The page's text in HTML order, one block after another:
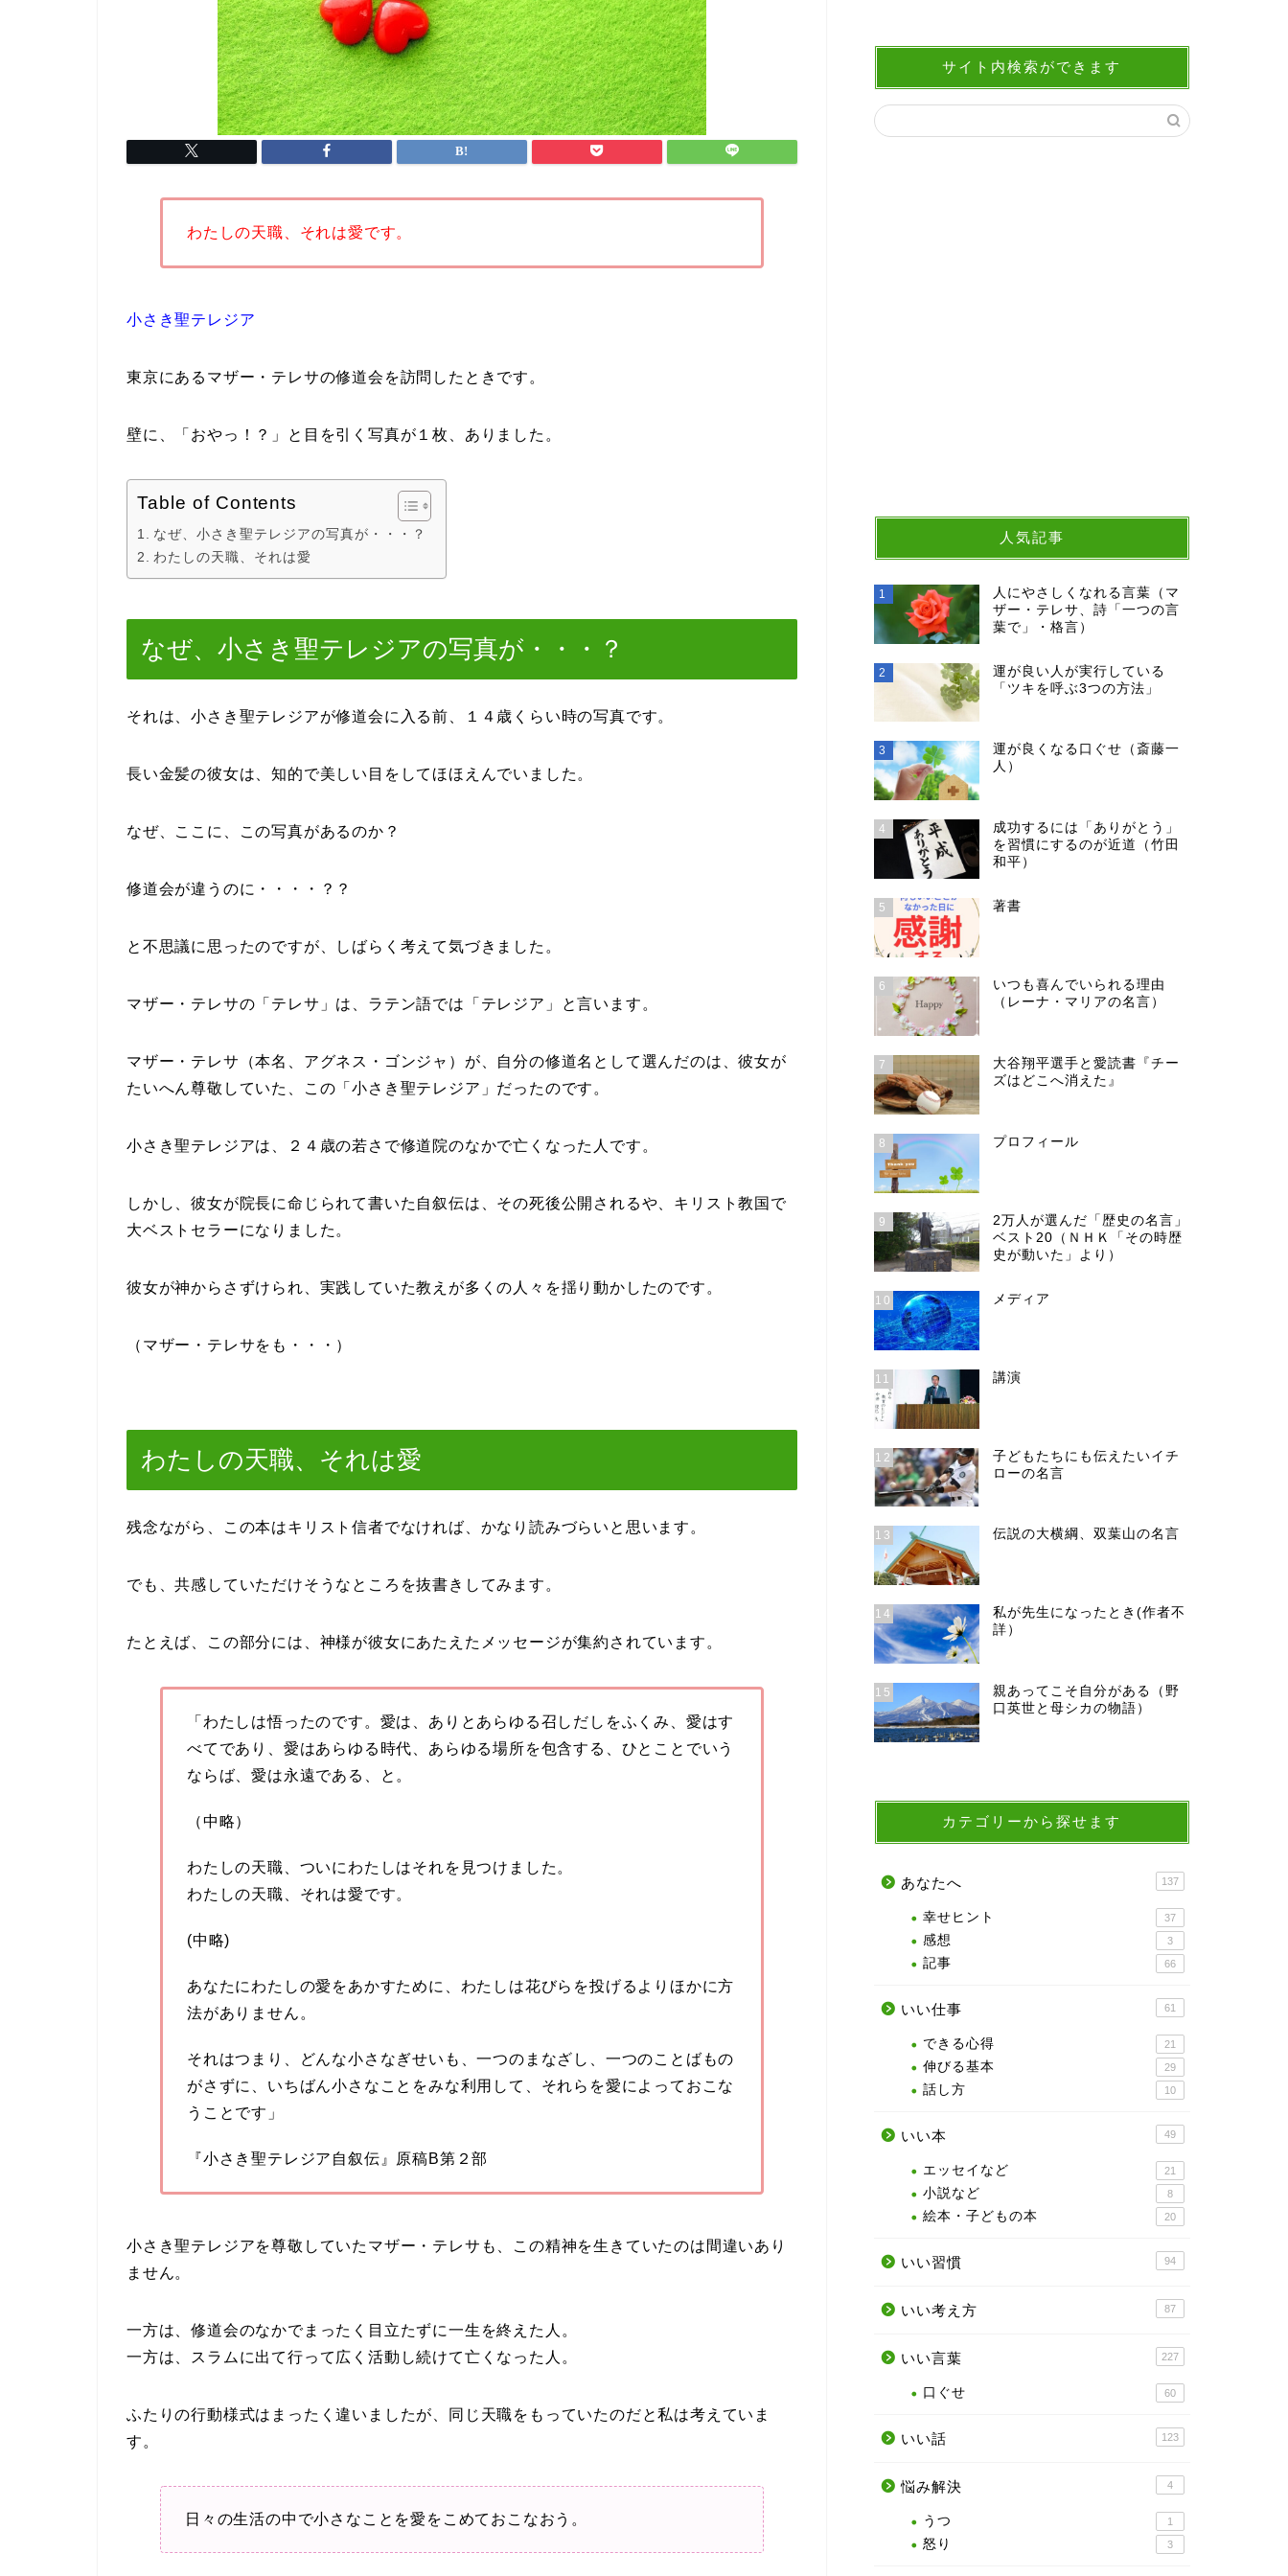
わたしの天職、それは愛です。
小さき聖テレジア
東京にあるマザー・テレサの修道会を訪問したときです。
壁に、「おやっ！？」と目を引く写真が１枚、ありました。
Table of Contents
なぜ、小さき聖テレジアの写真が・・・？
わたしの天職、それは愛
なぜ、小さき聖テレジアの写真が・・・？
それは、小さき聖テレジアが修道会に入る前、１４歳くらい時の写真です。
長い金髪の彼女は、知的で美しい目をしてほほえんでいました。
なぜ、ここに、この写真があるのか？
修道会が違うのに・・・・？？
と不思議に思ったのですが、しばらく考えて気づきました。
マザー・テレサの「テレサ」は、ラテン語では「テレジア」と言います。
マザー・テレサ（本名、アグネス・ゴンジャ）が、自分の修道名として選んだのは、彼女が
たいへん尊敬していた、この「小さき聖テレジア」だったのです。
小さき聖テレジアは、２４歳の若さで修道院のなかで亡くなった人です。
しかし、彼女が院長に命じられて書いた自叙伝は、その死後公開されるや、キリスト教国で
大ベストセラーになりました。
彼女が神からさずけられ、実践していた教えが多くの人々を揺り動かしたのです。
（マザー・テレサをも・・・）
わたしの天職、それは愛
残念ながら、この本はキリスト信者でなければ、かなり読みづらいと思います。
でも、共感していただけそうなところを抜書きしてみます。
たとえば、この部分には、神様が彼女にあたえたメッセージが集約されています。
「わたしは悟ったのです。愛は、ありとあらゆる召しだしをふくみ、愛はす
べてであり、愛はあらゆる時代、あらゆる場所を包含する、ひとことでいう
ならば、愛は永遠である、と。
（中略）
わたしの天職、ついにわたしはそれを見つけました。
わたしの天職、それは愛です。
(中略)
あなたにわたしの愛をあかすために、わたしは花びらを投げるよりほかに方
法がありません。
それはつまり、どんな小さなぎせいも、一つのまなざし、一つのことばもの
がさずに、いちばん小さなことをみな利用して、それらを愛によっておこな
うことです」
『小さき聖テレジア自叙伝』原稿B第２部
小さき聖テレジアを尊敬していたマザー・テレサも、この精神を生きていたのは間違いあり
ません。
一方は、修道会のなかでまったく目立たずに一生を終えた人。
一方は、スラムに出て行って広く活動し続けて亡くなった人。
ふたりの行動様式はまったく違いましたが、同じ天職をもっていたのだと私は考えていま
す。
日々の生活の中で小さなことを愛をこめておこなおう。
サイト内検索ができます
人気記事
1
人にやさしくなれる言葉（マ
ザー・テレサ、詩「一つの言
葉で」・格言）
2
運が良い人が実行している
「ツキを呼ぶ3つの方法」
3
運が良くなる口ぐせ（斎藤一
人）
4
成功するには「ありがとう」
を習慣にするのが近道（竹田
和平）
5 著書
6
いつも喜んでいられる理由
（レーナ・マリアの名言）
7
大谷翔平選手と愛読書『チー
ズはどこへ消えた』
8 プロフィール
9
2万人が選んだ「歴史の名言」
ベスト20（ＮＨＫ「その時歴
史が動いた」より）
10 メディア
11 講演
12
子どもたちにも伝えたいイチ
ローの名言
13 伝説の大横綱、双葉山の名言
14
私が先生になったとき(作者不
詳）
15
親あってこそ自分がある（野
口英世と母シカの物語）
カテゴリーから探せます
あなたへ 137
幸せヒント 37
感想 3
記事 66
いい仕事 61
できる心得 21
伸びる基本 29
話し方 10
いい本 49
エッセイなど 21
小説など 8
絵本・子どもの本 20
いい習慣 94
いい考え方 87
いい言葉 227
口ぐせ 60
いい話 123
悩み解決 4
うつ 1
怒り 3